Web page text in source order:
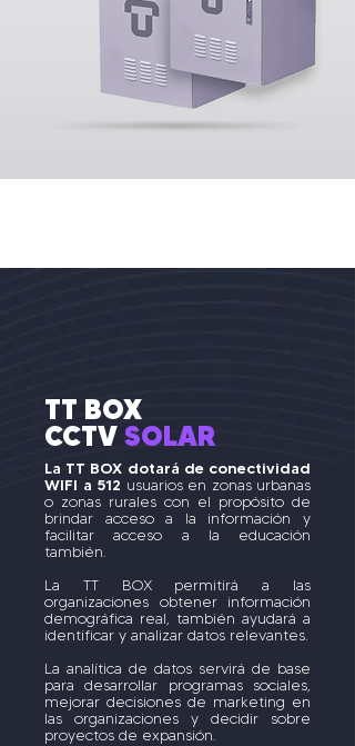
TT BOX
CCTV SOLAR
La TT BOX dotará de conectividad
WIFI a 512 usuarios en zonas urbanas
o zonas rurales con el propósito de
brindar acceso a la información y
facilitar acceso a la educación
también.
La TT BOX permitirá a las
organizaciones obtener información
demográfica real, también ayudará a
identificar y analizar datos relevantes.
La analítica de datos servirá de base
para desarrollar programas sociales,
mejorar decisiones de marketing en
las organizaciones y decidir sobre
proyectos de expansión.